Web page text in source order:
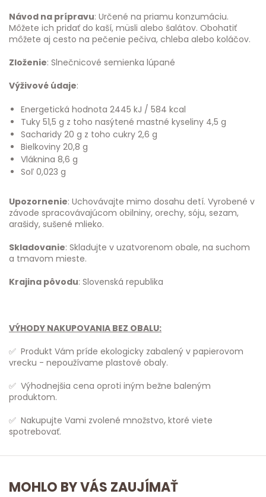
Návod na prípravu: Určené na priamu konzumáciu.
Môžete ich pridať do kaší, müsli alebo šalátov. Obohatiť
môžete aj cesto na pečenie pečiva, chleba alebo koláčov.
Zloženie: Slnečnicové semienka lúpané
Výživové údaje:
Energetická hodnota 2445 kJ / 584 kcal
Tuky 51,5 g z toho nasýtené mastné kyseliny 4,5 g
Sacharidy 20 g z toho cukry 2,6 g
Bielkoviny 20,8 g
Vláknina 8,6 g
Soľ 0,023 g
Upozornenie: Uchovávajte mimo dosahu detí. Vyrobené v
závode spracovávajúcom obilniny, orechy, sóju, sezam,
arašidy, sušené mlieko.
Skladovanie: Skladujte v uzatvorenom obale, na suchom
a tmavom mieste.
Krajina pôvodu: Slovenská republika
VÝHODY NAKUPOVANIA BEZ OBALU:
✅ Produkt Vám príde ekologicky zabalený v papierovom
vrecku - nepoužívame plastové obaly.
✅ Výhodnejšia cena oproti iným bežne baleným
produktom.
✅ Nakupujte Vami zvolené množstvo, ktoré viete
spotrebovať.
MOHLO BY VÁS ZAUJÍMAŤ